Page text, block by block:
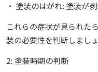
・ 塗装のはがれ: 塗装が
これらの症状が見られた
装の必要性を判断しましょ
2: 塗装時期の判断